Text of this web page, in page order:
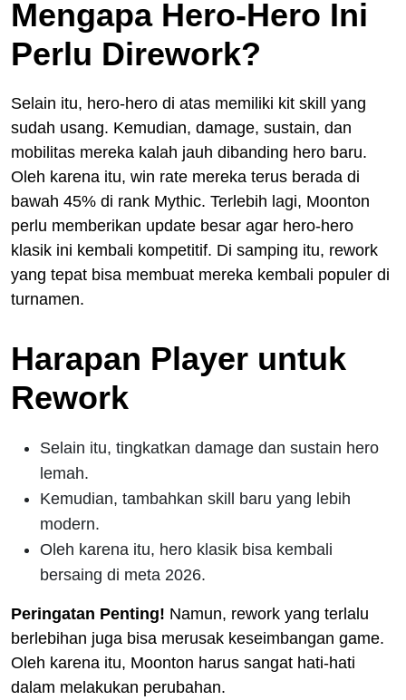
Mengapa Hero-Hero Ini
Perlu Dirework?
Selain itu, hero-hero di atas memiliki kit skill yang
sudah usang. Kemudian, damage, sustain, dan
mobilitas mereka kalah jauh dibanding hero baru.
Oleh karena itu, win rate mereka terus berada di
bawah 45% di rank Mythic. Terlebih lagi, Moonton
perlu memberikan update besar agar hero-hero
klasik ini kembali kompetitif. Di samping itu, rework
yang tepat bisa membuat mereka kembali populer di
turnamen.
Harapan Player untuk
Rework
Selain itu, tingkatkan damage dan sustain hero
lemah.
Kemudian, tambahkan skill baru yang lebih
modern.
Oleh karena itu, hero klasik bisa kembali
bersaing di meta 2026.
Peringatan Penting! Namun, rework yang terlalu
berlebihan juga bisa merusak keseimbangan game.
Oleh karena itu, Moonton harus sangat hati-hati
dalam melakukan perubahan.